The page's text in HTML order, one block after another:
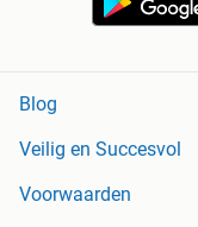
Blog
Veilig en Succesvol
Voorwaarden